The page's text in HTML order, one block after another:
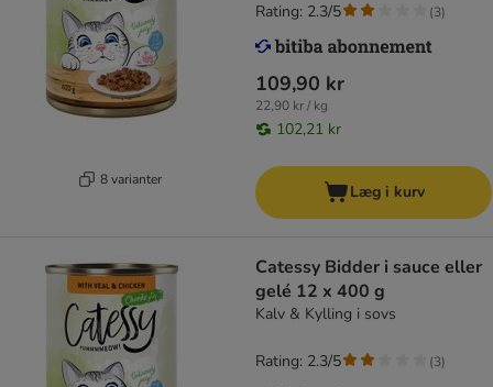
8 varianter
109,90 kr
22,90 kr / kg
102,21 kr
Rating: 2.3/5 (3)
Læg i kurv
Catessy Bidder i sauce eller
gelé 12 x 400 g
Kalv & Kylling i sovs
Rating: 2.3/5 (3)